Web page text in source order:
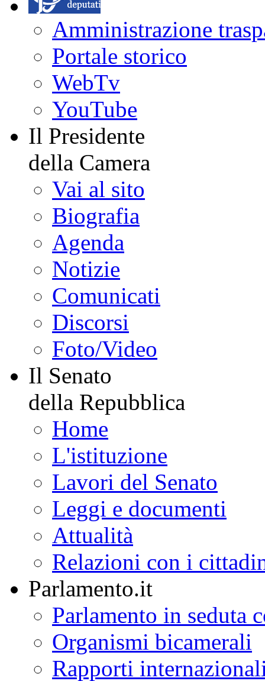
Amministrazione
Portale storico
WebTv
YouTube
Il Presidente
della Camera
Vai al sito
Biografia
Agenda
Notizie
Comunicati
Discorsi
Foto/Video
Il Senato
della Repubblica
Home
L'istituzione
Lavori del Senato
Leggi e documenti
Attualità
Relazioni con i
Parlamento.it
Parlamento in seduta
Organismi bicamerali
Rapporti